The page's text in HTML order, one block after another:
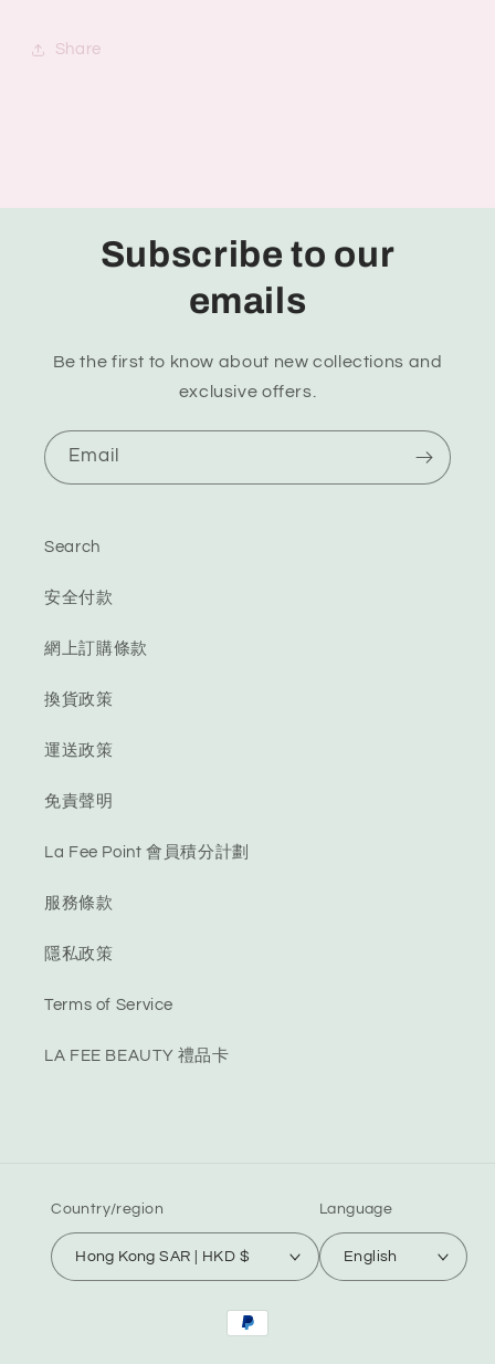
Share
Subscribe to our
emails
Be the first to know about new collections and
exclusive offers.
Email
Search
安全付款
網上訂購條款
換貨政策
運送政策
免責聲明
La Fee Point 會員積分計劃
服務條款
隱私政策
Terms of Service
LA FEE BEAUTY 禮品卡
Country/region
Hong Kong SAR | HKD $
Language
English
Payment
methods